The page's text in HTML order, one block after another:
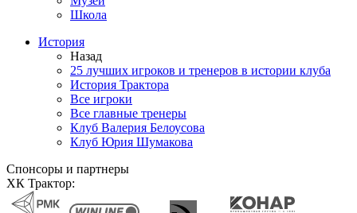
Школа
История
Назад
25 лучших игроков и тренеров в истории клуба
История Трактора
Все игроки
Все главные тренеры
Клуб Валерия Белоусова
Клуб Юрия Шумакова
Спонсоры и партнеры
ХК Трактор: